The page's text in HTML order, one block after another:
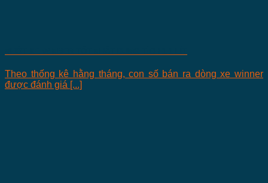
Theo thống kê hằng tháng, con số bán ra dòng xe winner
được đánh giá [...]